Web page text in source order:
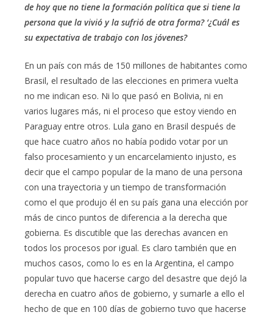
de hoy que no tiene la formación política que si tiene la
persona que la vivió y la sufrió de otra forma? ‘¿Cuál es
su expectativa de trabajo con los jóvenes?
En un país con más de 150 millones de habitantes como
Brasil, el resultado de las elecciones en primera vuelta
no me indican eso. Ni lo que pasó en Bolivia, ni en
varios lugares más, ni el proceso que estoy viendo en
Paraguay entre otros. Lula gano en Brasil después de
que hace cuatro años no había podido votar por un
falso procesamiento y un encarcelamiento injusto, es
decir que el campo popular de la mano de una persona
con una trayectoria y un tiempo de transformación
como el que produjo él en su país gana una elección por
más de cinco puntos de diferencia a la derecha que
gobierna. Es discutible que las derechas avancen en
todos los procesos por igual. Es claro también que en
muchos casos, como lo es en la Argentina, el campo
popular tuvo que hacerse cargo del desastre que dejó la
derecha en cuatro años de gobierno, y sumarle a ello el
hecho de que en 100 días de gobierno tuvo que hacerse